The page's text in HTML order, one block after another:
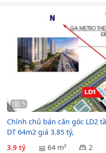
5
Chính chủ bán căn góc LD2
DT 64m2 giá 3.85 tỷ,
3.9 tỷ
64 m² 2